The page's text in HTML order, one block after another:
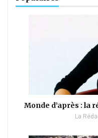
Monde d’après : la
La